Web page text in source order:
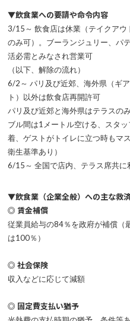
▼飲食業への要請や命令内容
3/15～ 飲食店は休業（テイクアウ
のみ可）。ブーランジュリー、パ
活必需とみなされ営業可
（以下、解除の流れ）
6/2～ パリ及び近郊、海外県（ギ
ト）以外は飲食店再開許可
パリ及び近郊と海外県はテラスの
ブル間は1メートル空ける、スタ
着、ゲストがトイレに立つ時もマ
衛生基準あり）
6/15～ 全国で店内、テラス席共に
▼飲食業（企業全般）への主な救
◎ 賃金補償
従業員給与の84％を政府が補償（
は100％）
◎ 社会保険
収入などに応じて減額
◎ 固定費支払い猶予